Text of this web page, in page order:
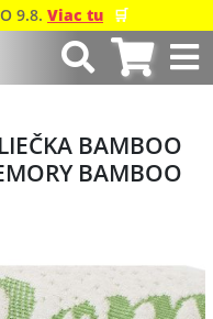
9.8. Viac tu 🛒
BAMBOO
BAMBOO